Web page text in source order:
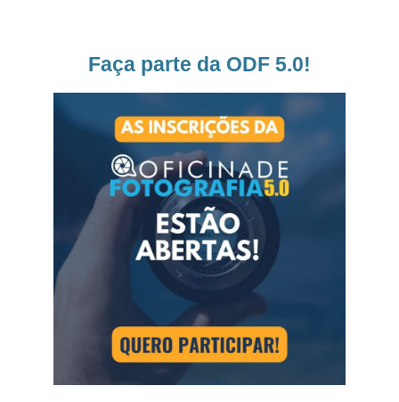
Faça parte da ODF 5.0!